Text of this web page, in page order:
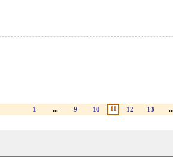
1 ... 9 10 11 12 13